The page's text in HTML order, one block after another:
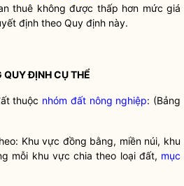
thuê không được thấp hơn mức giá
định theo Quy định này.
QUY ĐỊNH CỤ THỂ
thuộc nhóm đất nông nghiệp: (Bảng
Khu vực đồng bằng, miền núi, khu
mỗi khu vực chia theo loại đất, mục